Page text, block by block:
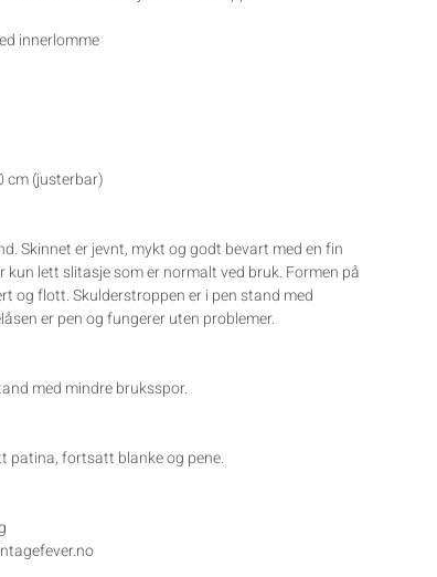
innerlomme
cm (justerbar)
Skinnet er jevnt, mykt og godt bevart med en fin
kun lett slitasje som er normalt ved bruk. Formen på
og flott. Skulderstroppen er i pen stand med
er pen og fungerer uten problemer.
med mindre bruksspor.
patina, fortsatt blanke og pene.